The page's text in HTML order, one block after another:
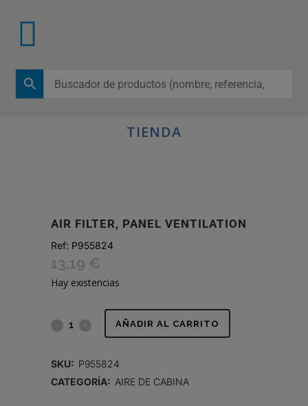
TIENDA
AIR FILTER, PANEL VENTILATION
Ref: P955824
13,19 €
Hay existencias
AIR AÑADIR AL CARRITO
SKU: P955824
CATEGORÍA: AIRE DE CABINA